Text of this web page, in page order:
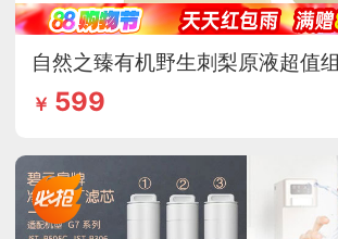
自然之臻有机野生刺梨原液超值组
￥ 599